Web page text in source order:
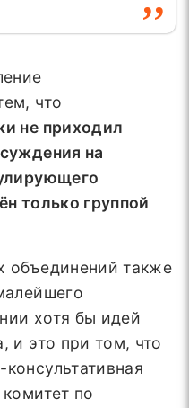
что
не приходил
на
только группой
объединений также
хотя бы идей
и это при том, что
по